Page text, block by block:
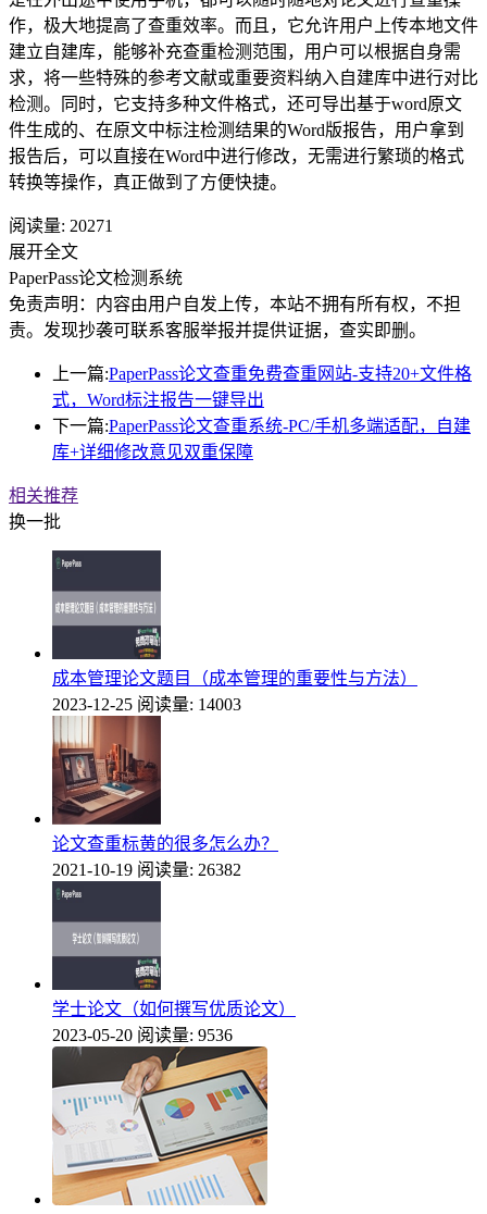
作，极大地提高了查重效率。而且，它允许用户上传本地文件
建立自建库，能够补充查重检测范围，用户可以根据自身需
求，将一些特殊的参考文献或重要资料纳入自建库中进行对比
检测。同时，它支持多种文件格式，还可导出基于word原文
件生成的、在原文中标注检测结果的Word版报告，用户拿到
报告后，可以直接在Word中进行修改，无需进行繁琐的格式
转换等操作，真正做到了方便快捷。
阅读量: 20271
展开全文
PaperPass论文检测系统
免责声明：内容由用户自发上传，本站不拥有所有权，不担
责。发现抄袭可联系客服举报并提供证据，查实即删。
上一篇:PaperPass论文查重免费查重网站-支持20+文件格
式，Word标注报告一键导出
下一篇:PaperPass论文查重系统-PC/手机多端适配，自建
库+详细修改意见双重保障
相关推荐
换一批
成本管理论文题目（成本管理的重要性与方法）
2023-12-25 阅读量: 14003
论文查重标黄的很多怎么办？
2021-10-19 阅读量: 26382
学士论文（如何撰写优质论文）
2023-05-20 阅读量: 9536